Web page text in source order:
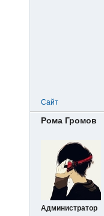
Сайт
Рома Громов
Администратор